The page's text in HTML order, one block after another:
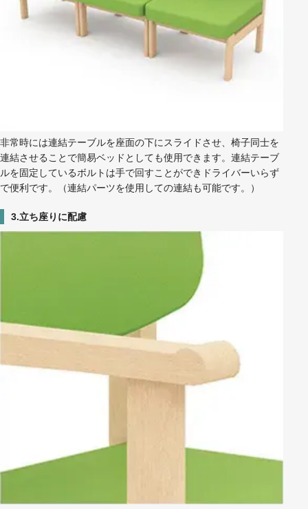
非常時には連結テーブルを座面の下にスライドさせ、椅子同士を
連結させることで簡易ベッドとしても使用できます。連結テーブ
ルを固定しているボルトは手で回すことができドライバーいらず
で便利です。（連結パーツを使用しての連結も可能です。）
3.立ち座りに配慮